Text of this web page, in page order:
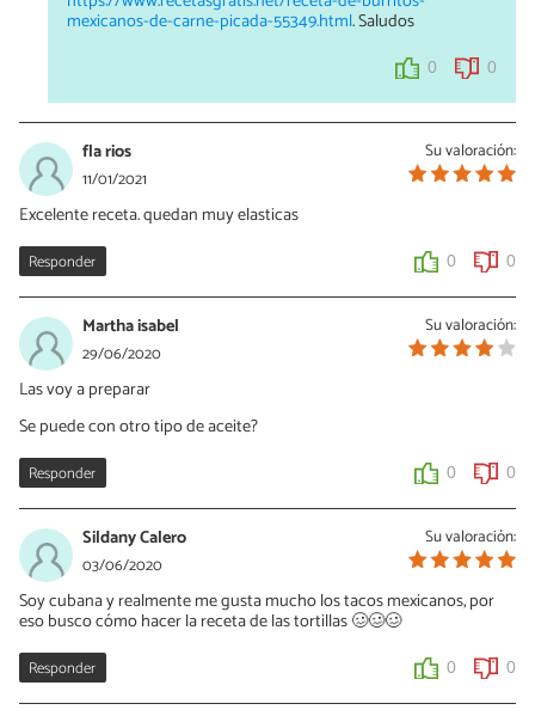
mexicanos-de-carne-picada-55349.html. Saludos
0 0
Su valoración:
fla rios
11/01/2021
Excelente receta. quedan muy elasticas
Responder 0 0
Su valoración:
Martha isabel
29/06/2020
Las voy a preparar
Se puede con otro tipo de aceite?
Responder 0 0
Su valoración:
Sildany Calero
03/06/2020
Soy cubana y realmente me gusta mucho los tacos mexicanos, por
eso busco cómo hacer la receta de las tortillas 🥴🥴🥴
Responder 0 0